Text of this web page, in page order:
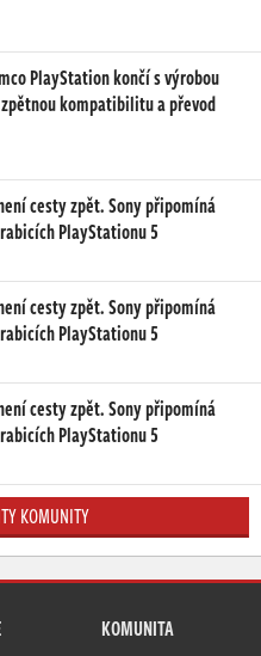
PlayStation končí s výrobou
kompatibilitu a převod
cesty zpět. Sony připomíná
PlayStationu 5
cesty zpět. Sony připomíná
PlayStationu 5
cesty zpět. Sony připomíná
PlayStationu 5
KOMUNITY
KOMUNITA